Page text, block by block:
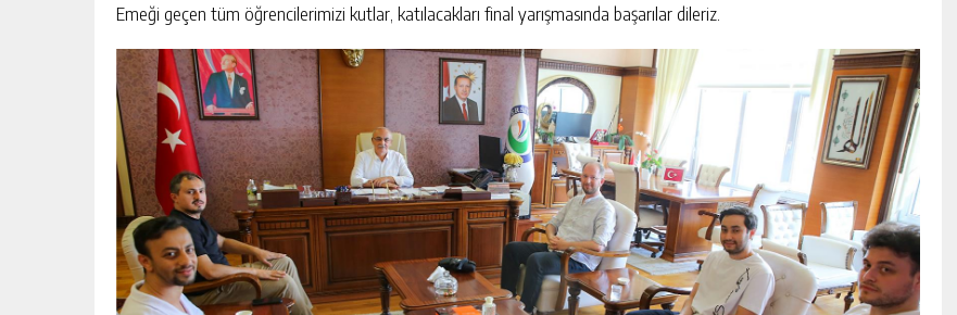
Emeği geçen tüm öğrencilerimizi kutlar, katılacakları final yarışmasında başarılar dileriz.